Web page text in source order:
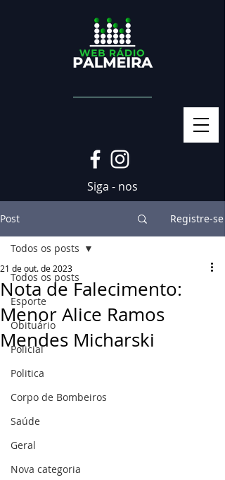
Siga - nos
Post Registre-se
Todos os posts
Esporte
Obituário
Policial
Politica
Corpo de Bombeiros
Saúde
Geral
Nova categoria
Todos os posts
Nota de Falecimento:
Menor Alice Ramos
Mendes Micharski
21 de out. de 2023